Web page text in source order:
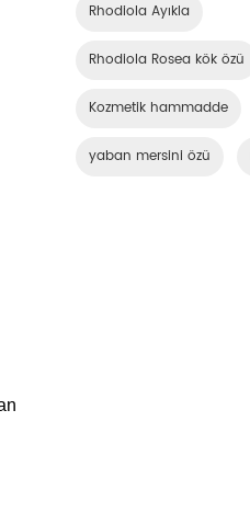
Rhodiola Ayıkla
Rhodiola Rosea kök özü
Kozmetik hammadde
yaban mersini özü